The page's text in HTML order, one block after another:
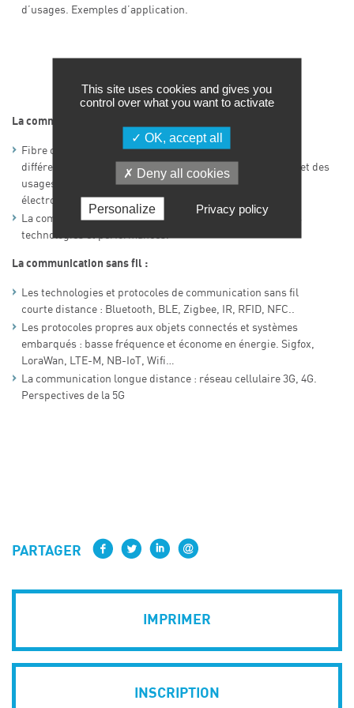
d’usages. Exemples d’application.
La communications optique :
Fibre optique et interfaces, description, protocoles et les
différentes technologiques. Evaluation des performances et des
usages. Cas d’applications pour les cartes et systèmes
électroniques.
La communication optique sans fil (OWC), description des
technologies et performances.
La communication sans fil :
Les technologies et protocoles de communication sans fil
courte distance : Bluetooth, BLE, Zigbee, IR, RFID, NFC..
Les protocoles propres aux objets connectés et systèmes
embarqués : basse fréquence et économe en énergie. Sigfox,
LoraWan, LTE-M, NB-IoT, Wifi…
La communication longue distance : réseau cellulaire 3G, 4G.
Perspectives de la 5G
PARTAGER
IMPRIMER
INSCRIPTION
This site uses cookies and gives you
control over what you want to activate
OK, accept all
Deny all cookies
Personalize Privacy policy